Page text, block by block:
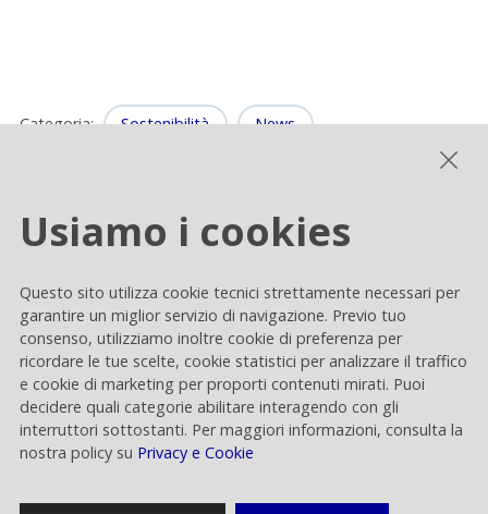
Categoria: Sostenibilità News
Home
Comunicati stampa
News
Usiamo i cookies
Questo sito utilizza cookie tecnici strettamente necessari per
garantire un miglior servizio di navigazione. Previo tuo
consenso, utilizziamo inoltre cookie di preferenza per
ricordare le tue scelte, cookie statistici per analizzare il traffico
e cookie di marketing per proporti contenuti mirati. Puoi
decidere quali categorie abilitare interagendo con gli
interruttori sottostanti. Per maggiori informazioni, consulta la
nostra policy su Privacy e Cookie